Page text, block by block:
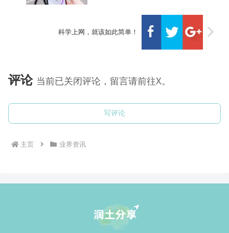
科学上网，就该如此简单！
评论 当前已关闭评论，留言请前往X。
写评论
主页 业界资讯